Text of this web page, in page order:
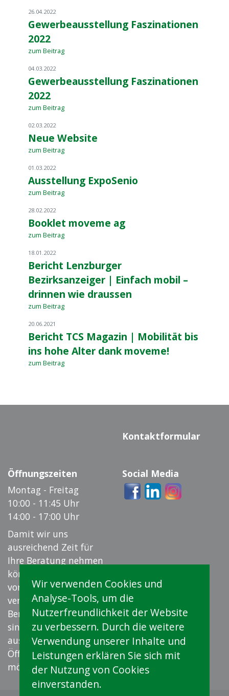
Wir verwenden Cookies und
Analyse-Tools, um die
Nutzerfreundlichkeit der Website
zu verbessern. Durch die weitere
Verwendung unserer Inhalte und
Leistungen erklären Sie sich mit
der Nutzung von Cookies
einverstanden.
26.04.2022
Gewerbeausstellung Faszinationen
2022
zum Beitrag
04.03.2022
Gewerbeausstellung Faszinationen
2022
zum Beitrag
02.03.2022
Neue Website
zum Beitrag
01.03.2022
Ausstellung ExpoSenio
zum Beitrag
28.02.2022
Booklet moveme ag
zum Beitrag
18.01.2022
Bericht Lenzburger
Bezirksanzeiger | Einfach mobil –
drinnen wie draussen
zum Beitrag
20.06.2021
Bericht TCS Magazin | Mobilität bis
ins hohe Alter dank moveme!
zum Beitrag
Kontaktformular
Öffnungszeiten
Montag - Freitag
10:00 - 11:45 Uhr
14:00 - 17:00 Uhr
Damit wir uns
ausreichend Zeit für
Ihre Beratung nehmen
können, empfehlen wir
vorab einen Termin zu
vereinbaren.
Beratungsgespräche
sind auf Wunsch auch
ausserhalb der
Öffnungszeiten
möglich.
Social Media